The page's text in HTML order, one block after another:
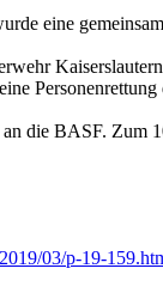
eine
die BASF. Zum
03/p-19-